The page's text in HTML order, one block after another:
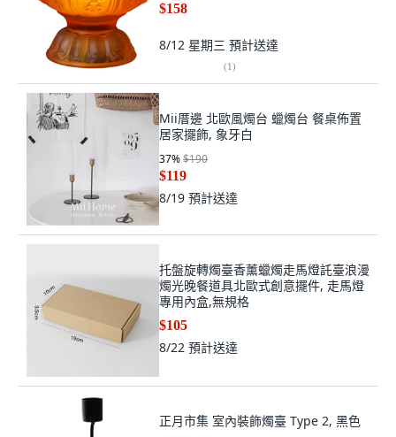
$158
8/12 星期三 預計送達
(1)
Mii厝邊 北歐風燭台 蠟燭台 餐桌佈置
居家擺飾, 象牙白
37%$190
$119
8/19 預計送達
托盤旋轉燭臺香薰蠟燭走馬燈託臺浪漫
燭光晚餐道具北歐式創意擺件, 走馬燈
專用內盒,無規格
$105
8/22 預計送達
正月市集 室內裝飾燭臺 Type 2, 黑色